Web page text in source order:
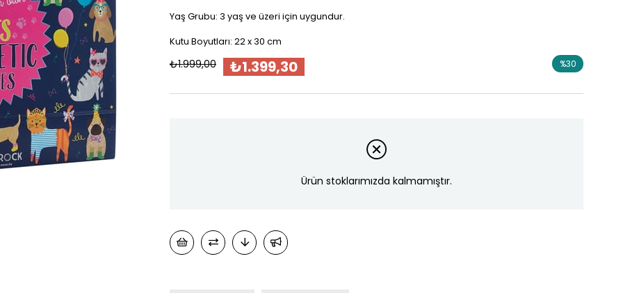
Yaş Grubu: 3 yaş ve üzeri için uygundur.
Kutu Boyutları: 22 x 30 cm
₺1.999,00 ₺1.399,30 %30
Ürün stoklarımızda kalmamıştır.